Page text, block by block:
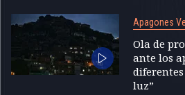
Apagones
Ola de
ante los
diferentes
luz”